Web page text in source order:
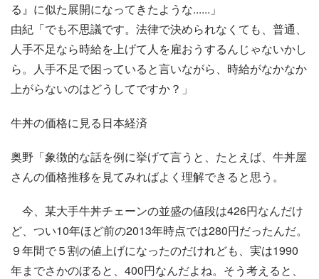
る』に似た展開になってきたような......」
由紀「でも不思議です。法律で決められなくても、普通、
人手不足なら時給を上げて人を雇おうするんじゃないかし
ら。人手不足で困っていると言いながら、時給がなかなか
上がらないのはどうしてですか？」
牛丼の価格に見る日本経済
奥野「象徴的な話を例に挙げて言うと、たとえば、牛丼屋
さんの価格推移を見てみればよく理解できると思う。
今、某大手牛丼チェーンの並盛の値段は426円なんだけ
ど、つい10年ほど前の2013年時点では280円だったんだ。
９年間で５割の値上げになったのだけれども、実は1990
年までさかのぼると、400円なんだよね。そう考えると、